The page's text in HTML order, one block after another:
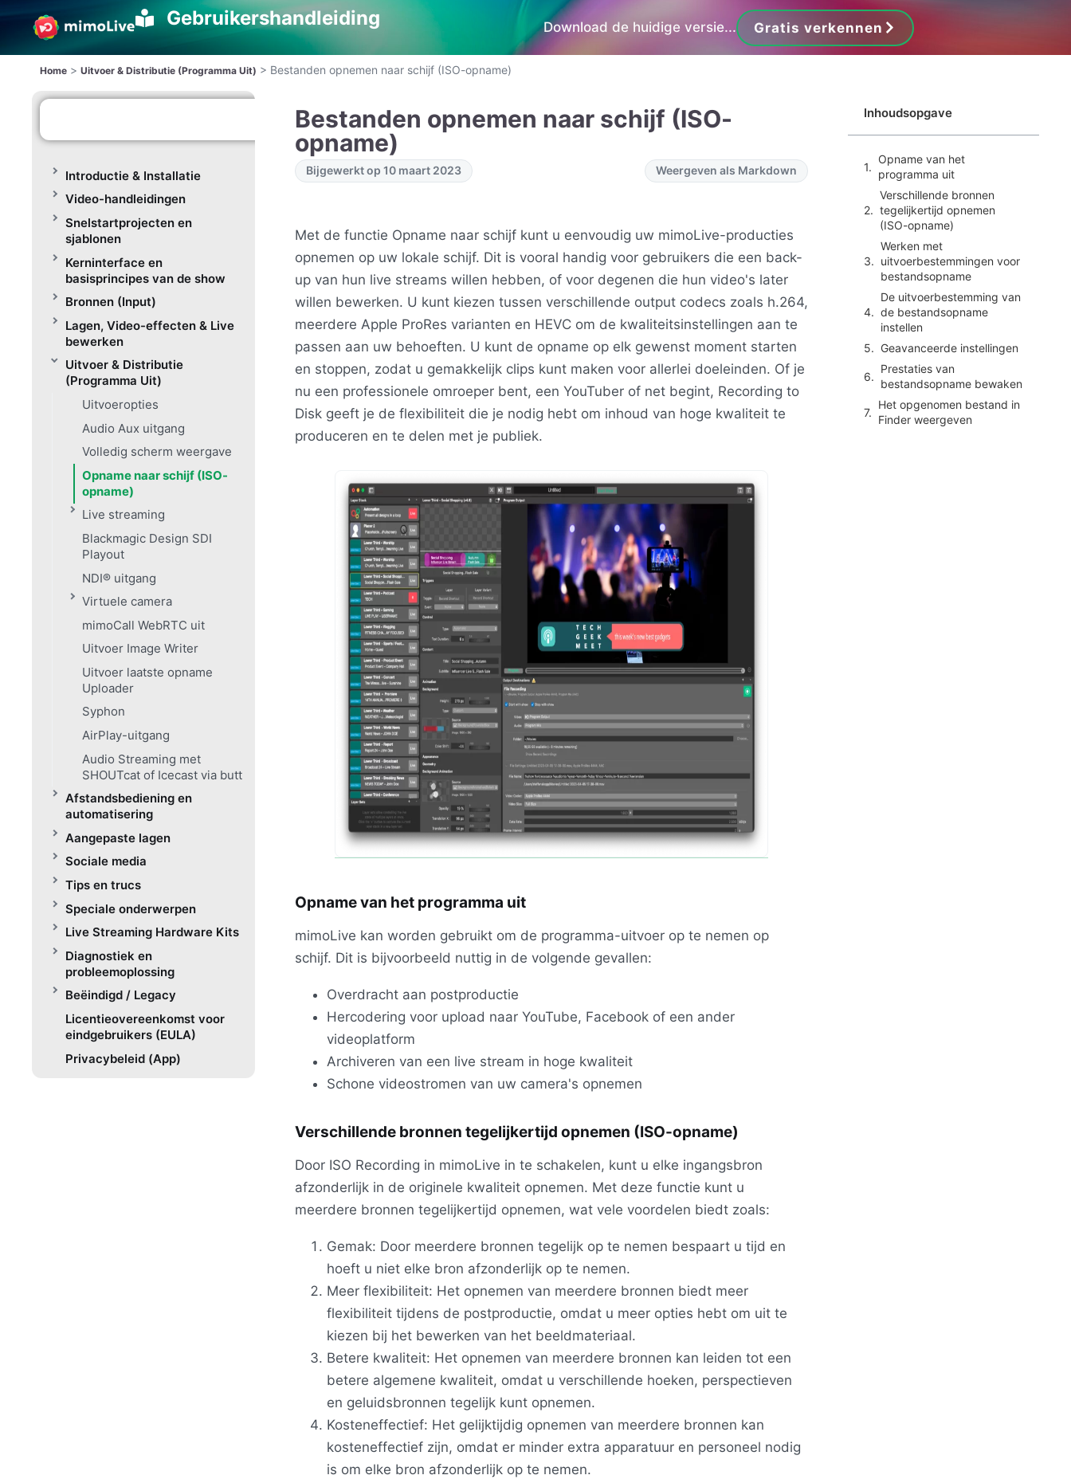
Gebruikershandleiding Download de huidige versie... Gratis verkennen
Home > Uitvoer & Distributie (Programma Uit) > Bestanden opnemen naar schijf (ISO-opname)
Introductie & Installatie
Video-handleidingen
Snelstartprojecten en
sjablonen
Kerninterface en
basisprincipes van de show
Bronnen (Input)
Lagen, Video-effecten & Live
bewerken
Uitvoer & Distributie
(Programma Uit)
Uitvoeropties
Audio Aux uitgang
Volledig scherm weergave
Opname naar schijf (ISO-
opname)
Live streaming
Blackmagic Design SDI
Playout
NDI® uitgang
Virtuele camera
mimoCall WebRTC uit
Uitvoer Image Writer
Uitvoer laatste opname
Uploader
Syphon
AirPlay-uitgang
Audio Streaming met
SHOUTcat of Icecast via butt
Afstandsbediening en
automatisering
Aangepaste lagen
Sociale media
Tips en trucs
Speciale onderwerpen
Live Streaming Hardware Kits
Diagnostiek en
probleemoplossing
Beëindigd / Legacy
Licentieovereenkomst voor
eindgebruikers (EULA)
Privacybeleid (App)
Bestanden opnemen naar schijf (ISO-
opname)
Bijgewerkt op 10 maart 2023 Weergeven als Markdown
Met de functie Opname naar schijf kunt u eenvoudig uw mimoLive-producties
opnemen op uw lokale schijf. Dit is vooral handig voor gebruikers die een back-
up van hun live streams willen hebben, of voor degenen die hun video's later
willen bewerken. U kunt kiezen tussen verschillende output codecs zoals h.264,
meerdere Apple ProRes varianten en HEVC om de kwaliteitsinstellingen aan te
passen aan uw behoeften. U kunt de opname op elk gewenst moment starten
en stoppen, zodat u gemakkelijk clips kunt maken voor allerlei doeleinden. Of je
nu een professionele omroeper bent, een YouTuber of net begint, Recording to
Disk geeft je de flexibiliteit die je nodig hebt om inhoud van hoge kwaliteit te
produceren en te delen met je publiek.
Opname van het programma uit
mimoLive kan worden gebruikt om de programma-uitvoer op te nemen op
schijf. Dit is bijvoorbeeld nuttig in de volgende gevallen:
Overdracht aan postproductie
Hercodering voor upload naar YouTube, Facebook of een ander
videoplatform
Archiveren van een live stream in hoge kwaliteit
Schone videostromen van uw camera's opnemen
Verschillende bronnen tegelijkertijd opnemen (ISO-opname)
Door ISO Recording in mimoLive in te schakelen, kunt u elke ingangsbron
afzonderlijk in de originele kwaliteit opnemen. Met deze functie kunt u
meerdere bronnen tegelijkertijd opnemen, wat vele voordelen biedt zoals:
Gemak: Door meerdere bronnen tegelijk op te nemen bespaart u tijd en
hoeft u niet elke bron afzonderlijk op te nemen.
Meer flexibiliteit: Het opnemen van meerdere bronnen biedt meer
flexibiliteit tijdens de postproductie, omdat u meer opties hebt om uit te
kiezen bij het bewerken van het beeldmateriaal.
Betere kwaliteit: Het opnemen van meerdere bronnen kan leiden tot een
betere algemene kwaliteit, omdat u verschillende hoeken, perspectieven
en geluidsbronnen tegelijk kunt opnemen.
Kosteneffectief: Het gelijktijdig opnemen van meerdere bronnen kan
kosteneffectief zijn, omdat er minder extra apparatuur en personeel nodig
is om elke bron afzonderlijk op te nemen.
Inhoudsopgave
Opname van het
programma uit
Verschillende bronnen
tegelijkertijd opnemen
(ISO-opname)
Werken met
uitvoerbestemmingen voor
bestandsopname
De uitvoerbestemming van
de bestandsopname
instellen
Geavanceerde instellingen
Prestaties van
bestandsopname bewaken
Het opgenomen bestand in
Finder weergeven